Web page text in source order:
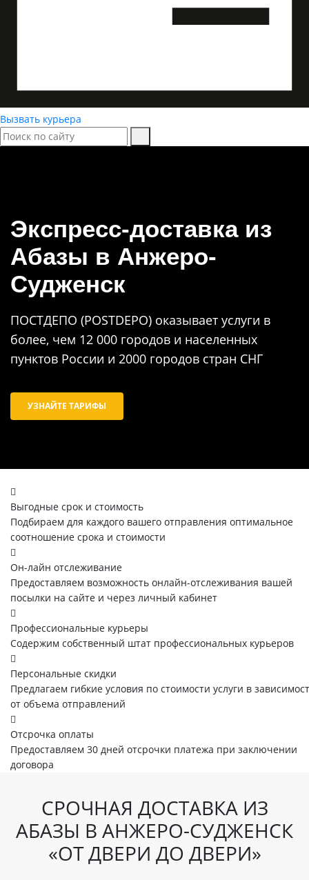
Вызвать курьера
Экспресс-доставка из
Абазы в Анжеро-
Судженск
ПОСТДЕПО (POSTDEPO) оказывает услуги в
более, чем 12 000 городов и населенных
пунктов России и 2000 городов стран СНГ
УЗНАЙТЕ ТАРИФЫ
Выгодные срок и стоимость
Подбираем для каждого вашего отправления оптимальное
соотношение срока и стоимости
Он-лайн отслеживание
Предоставляем возможность онлайн-отслеживания вашей
посылки на сайте и через личный кабинет
Профессиональные курьеры
Содержим собственный штат профессиональных курьеров
Персональные скидки
Предлагаем гибкие условия по стоимости услуги в
от объема отправлений
Отсрочка оплаты
Предоставляем 30 дней отсрочки платежа при заключении
договора
СРОЧНАЯ ДОСТАВКА ИЗ
АБАЗЫ В АНЖЕРО-СУДЖЕНСК
«ОТ ДВЕРИ ДО ДВЕРИ»